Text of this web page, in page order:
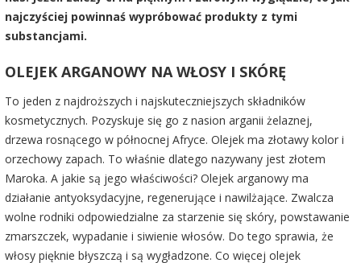
najczyściej powinnaś wypróbować produkty z tymi
substancjami.
OLEJEK ARGANOWY NA WŁOSY I SKÓRĘ
To jeden z najdroższych i najskuteczniejszych składników
kosmetycznych. Pozyskuje się go z nasion arganii żelaznej,
drzewa rosnącego w północnej Afryce. Olejek ma złotawy kolor i
orzechowy zapach. To właśnie dlatego nazywany jest złotem
Maroka. A jakie są jego właściwości? Olejek arganowy ma
działanie antyoksydacyjne, regenerujące i nawilżające. Zwalcza
wolne rodniki odpowiedzialne za starzenie się skóry, powstawanie
zmarszczek, wypadanie i siwienie włosów. Do tego sprawia, że
włosy pięknie błyszczą i są wygładzone. Co więcej olejek